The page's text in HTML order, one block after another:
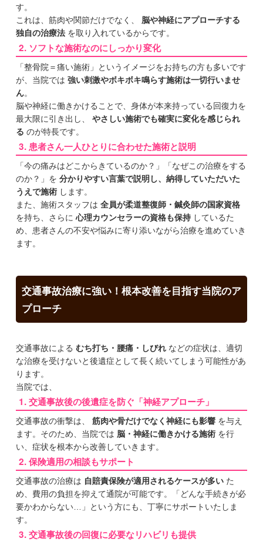
す。
これは、筋肉や関節だけでなく、 脳や神経にアプローチする
独自の治療法 を取り入れているからです。
2. ソフトな施術なのにしっかり変化
「整骨院＝痛い施術」というイメージをお持ちの方も多いです
が、当院では 強い刺激やボキボキ鳴らす施術は一切行いませ
ん。
脳や神経に働きかけることで、身体が本来持っている回復力を
最大限に引き出し、 やさしい施術でも確実に変化を感じられ
る のが特長です。
3. 患者さん一人ひとりに合わせた施術と説明
「今の痛みはどこからきているのか？」「なぜこの治療をする
のか？」を 分かりやすい言葉で説明し、納得していただいた
うえで施術 します。
また、施術スタッフは 全員が柔道整復師・鍼灸師の国家資格
を持ち、さらに 心理カウンセラーの資格も保持 しているた
め、患者さんの不安や悩みに寄り添いながら治療を進めていき
ます。
交通事故治療に強い！根本改善を目指す当院のア
プローチ
交通事故による むち打ち・腰痛・しびれ などの症状は、適切
な治療を受けないと後遺症として長く続いてしまう可能性があ
ります。
当院では、
1. 交通事故後の後遺症を防ぐ「神経アプローチ」
交通事故の衝撃は、 筋肉や骨だけでなく神経にも影響 を与え
ます。そのため、当院では 脳・神経に働きかける施術 を行
い、症状を根本から改善していきます。
2. 保険適用の相談もサポート
交通事故の治療は 自賠責保険が適用されるケースが多い た
め、費用の負担を抑えて通院が可能です。「どんな手続きが必
要かわからない…」という方にも、丁寧にサポートいたしま
す。
3. 交通事故後の回復に必要なリハビリも提供